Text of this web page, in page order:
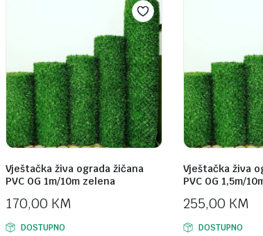
Vještačka živa ograda žičana
PVC OG 1m/10m zelena
170,00 KM
DOSTUPNO
Vještačka živa
PVC OG 1,5m/
255,00 KM
DOSTUPNO